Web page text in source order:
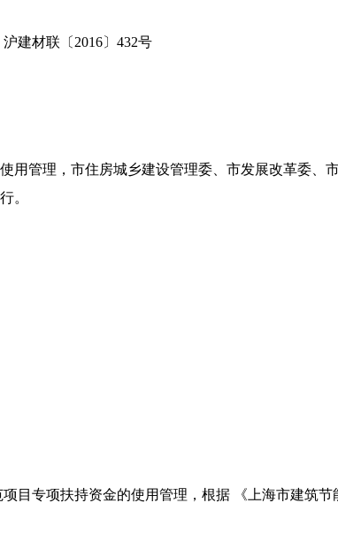
沪建材联〔2016〕432号
管理，市住房城乡建设管理委、市发展改革委、
。
目专项扶持资金的使用管理，根据 《上海市建筑